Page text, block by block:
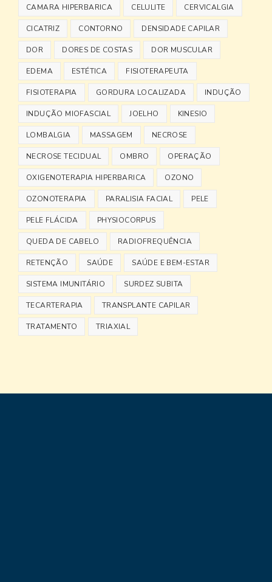
CAMARA HIPERBARICA CELULITE CERVICALGIA
CICATRIZ CONTORNO DENSIDADE CAPILAR
DOR DORES DE COSTAS DOR MUSCULAR
EDEMA ESTÉTICA FISIOTERAPEUTA
FISIOTERAPIA GORDURA LOCALIZADA INDUÇÃO
INDUÇÃO MIOFASCIAL JOELHO KINESIO
LOMBALGIA MASSAGEM NECROSE
NECROSE TECIDUAL OMBRO OPERAÇÃO
OXIGENOTERAPIA HIPERBARICA OZONO
OZONOTERAPIA PARALISIA FACIAL PELE
PELE FLÁCIDA PHYSIOCORPUS
QUEDA DE CABELO RADIOFREQUÊNCIA
RETENÇÃO SAÚDE SAÚDE E BEM-ESTAR
SISTEMA IMUNITÁRIO SURDEZ SUBITA
TECARTERAPIA TRANSPLANTE CAPILAR
TRATAMENTO TRIAXIAL